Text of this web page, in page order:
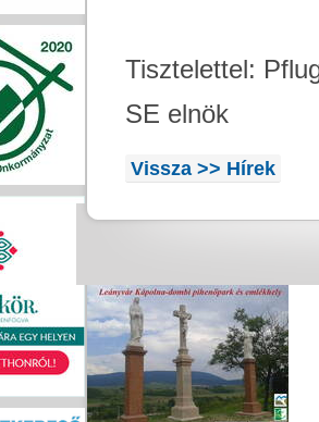
Tisztelettel:
SE elnök
Vissza >> Hírek